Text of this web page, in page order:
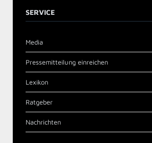
SERVICE
Media
Pressemitteilung einreichen
Lexikon
Ratgeber
Nachrichten